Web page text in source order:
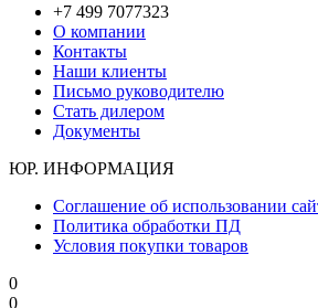
+7 499 7077323
О компании
Контакты
Наши клиенты
Письмо руководителю
Стать дилером
Документы
ЮР. ИНФОРМАЦИЯ
Соглашение об использовании
Политика обработки ПД
Условия покупки товаров
0
0